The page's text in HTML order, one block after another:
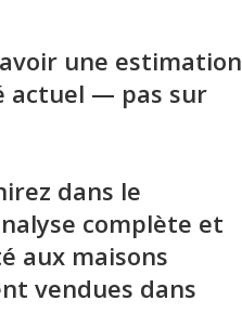
une estimation
actuel — pas sur
dans le
complète et
aux maisons
vendues dans